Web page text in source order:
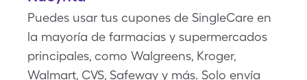
Puedes usar tus cupones de SingleCare en
la mayoría de farmacias y supermercados
principales, como Walgreens, Kroger,
Walmart, CVS, Safeway y más. Solo envía